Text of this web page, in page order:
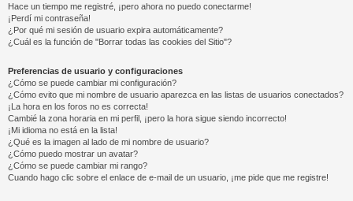
Hace un tiempo me registré, ¡pero ahora no puedo conectarme!
¡Perdí mi contraseña!
¿Por qué mi sesión de usuario expira automáticamente?
¿Cuál es la función de "Borrar todas las cookies del Sitio"?
Preferencias de usuario y configuraciones
¿Cómo se puede cambiar mi configuración?
¿Cómo evito que mi nombre de usuario aparezca en las listas de usuarios conectados?
¡La hora en los foros no es correcta!
Cambié la zona horaria en mi perfil, ¡pero la hora sigue siendo incorrecto!
¡Mi idioma no está en la lista!
¿Qué es la imagen al lado de mi nombre de usuario?
¿Cómo puedo mostrar un avatar?
¿Cómo se puede cambiar mi rango?
Cuando hago clic sobre el enlace de e-mail de un usuario, ¡me pide que me registre!